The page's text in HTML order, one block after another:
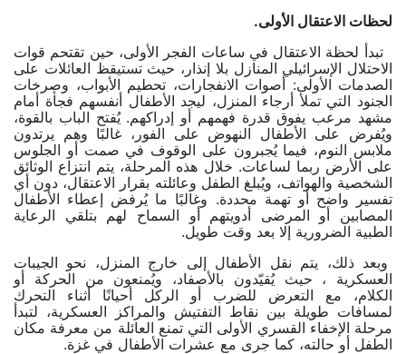
لحظات الاعتقال الأولى.
تبدأ لحظة الاعتقال في ساعات الفجر الأولى، حين تقتحم قوات
الاحتلال الإسرائيلي المنازل بلا إنذار، حيث تستيقظ العائلات على
الصدمات الأولى: أصوات الانفجارات، تحطيم الأبواب، وصرخات
الجنود التي تملأ أرجاء المنزل، ليجد الأطفال أنفسهم فجأة أمام
مشهد مرعب يفوق قدرة فهمهم أو إدراكهم. يُفتح الباب بالقوة،
ويُفرض على الأطفال النهوض على الفور، غالبًا وهم يرتدون
ملابس النوم، فيما يُجبرون على الوقوف في صمت أو الجلوس
على الأرض ربما لساعات. خلال هذه المرحلة، يتم انتزاع الوثائق
الشخصية والهواتف، ويُبلغ الطفل وعائلته بقرار الاعتقال، دون أي
تفسير واضح أو تهمة محددة. وغالبًا ما يُرفض إعطاء الأطفال
المصابين أو المرضى أدويتهم أو السماح لهم بتلقي الرعاية
الطبية الضرورية إلا بعد وقت طويل.
وبعد ذلك، يتم نقل الأطفال إلى خارج المنزل، نحو الجيبات
العسكرية ، حيث يُقيّدون بالأصفاد، ويُمنعون من الحركة أو
الكلام، مع التعرض للضرب أو الركل أحيانًا أثناء التحرك
لمسافات طويلة بين نقاط التفتيش والمراكز العسكرية، لتبدأ
مرحلة الإخفاء القسري الأولى التي تمنع العائلة من معرفة مكان
الطفل أو حالته، كما جرى مع عشرات الأطفال في غزة.